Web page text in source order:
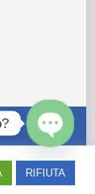
RIFIUTA
Open
chaty